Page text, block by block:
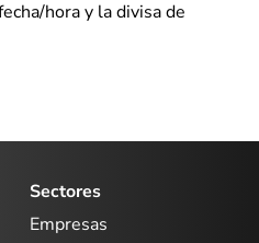
hora y la divisa de
Sectores
Empresas